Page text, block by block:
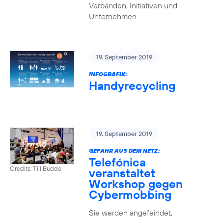
Verbänden, Initiativen und
Unternehmen.
19. September 2019
INFOGRAFIK:
Handyrecycling
Credits: Till Budde
19. September 2019
GEFAHR AUS DEM NETZ:
Telefónica
veranstaltet
Workshop gegen
Cybermobbing
Sie werden angefeindet,